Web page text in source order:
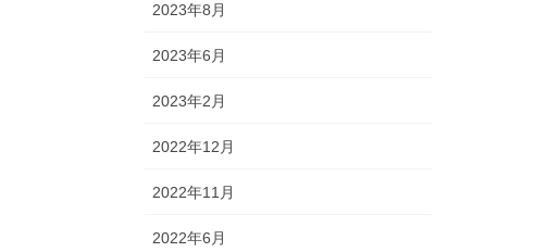
2023年8月
2023年6月
2023年2月
2022年12月
2022年11月
2022年6月